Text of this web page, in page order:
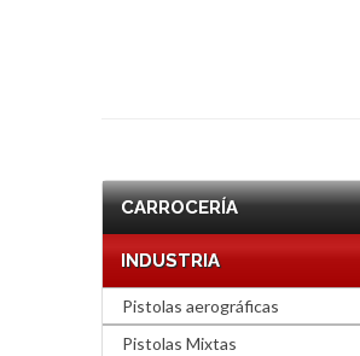
CARROCERÍA
INDUSTRIA
Pistolas aerográficas
Pistolas Mixtas